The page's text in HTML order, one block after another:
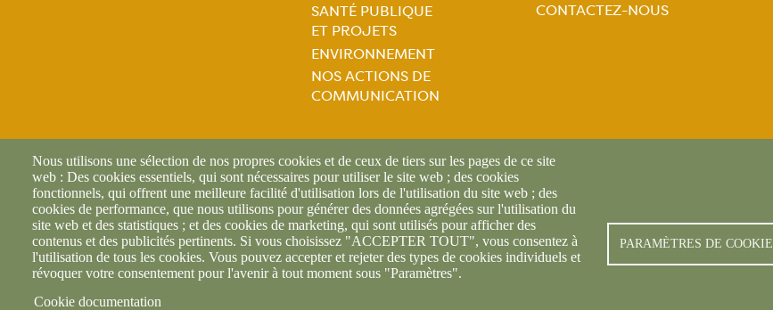
SANTÉ PUBLIQUE
ET PROJETS
ENVIRONNEMENT
NOS ACTIONS DE
COMMUNICATION
CONTACTEZ-NOUS
© FREDON 2019 -Mentions légales Politique de confidentialité
Nous utilisons une sélection de nos propres cookies et de ceux de tiers sur les pages de ce site
web : Des cookies essentiels, qui sont nécessaires pour utiliser le site web ; des cookies
fonctionnels, qui offrent une meilleure facilité d'utilisation lors de l'utilisation du site web ; des
cookies de performance, que nous utilisons pour générer des données agrégées sur l'utilisation du
site web et des statistiques ; et des cookies de marketing, qui sont utilisés pour afficher des
contenus et des publicités pertinents. Si vous choisissez "ACCEPTER TOUT", vous consentez à
l'utilisation de tous les cookies. Vous pouvez accepter et rejeter des types de cookies individuels et
révoquer votre consentement pour l'avenir à tout moment sous "Paramètres".
Cookie documentation
PARAMÈTRES DE COOKIE